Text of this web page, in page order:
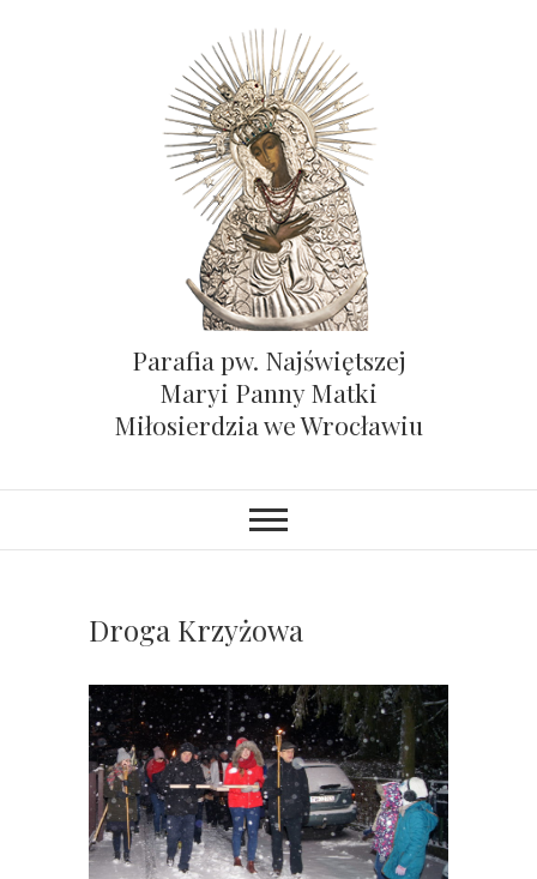
Parafia pw. Najświętszej
Maryi Panny Matki
Miłosierdzia we Wrocławiu
Droga Krzyżowa